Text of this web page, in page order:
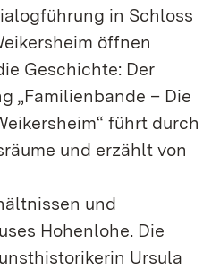
in Schloss
öffnen
Geschichte: Der
„Familienbande – Die
führt durch
und erzählt von
und
Hohenlohe. Die
Ursula